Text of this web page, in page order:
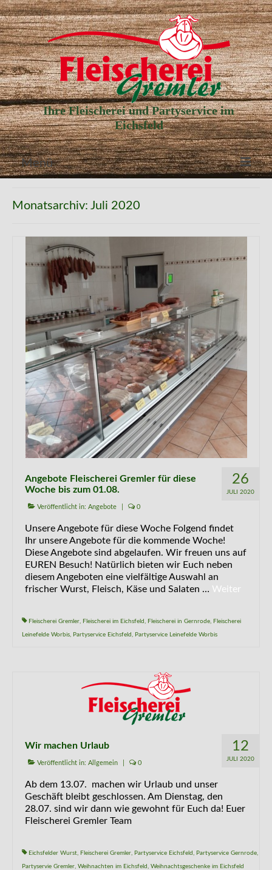
Ihre Fleischerei und Partyservice im
Eichsfeld
Menü
Unser Laden
Unsere Geschichte
Kontakt
Monatsarchiv: Juli 2020
26
JULI 2020
Angebote Fleischerei Gremler für diese
Woche bis zum 01.08.
Veröffentlicht in: Angebote 0
Unsere Angebote für diese Woche Folgend findet
Ihr unsere Angebote für die kommende Woche!
Diese Angebote sind abgelaufen. Wir freuen uns auf
EUREN Besuch! Natürlich bieten wir Euch neben
diesem Angeboten eine vielfältige Auswahl an
frischer Wurst, Fleisch, Käse und Salaten … Weiter
Fleischerei Gremler, Fleischerei im Eichsfeld , Fleischerei in Gernrode, Fleischerei
Leinefelde Worbis, Partyservice Eichsfeld , Partyservice Leinefelde Worbis
12
JULI 2020
Wir machen Urlaub
Veröffentlicht in: Allgemein 0
Ab dem 13.07. machen wir Urlaub und unser
Geschäft bleibt geschlossen. Am Dienstag, den
28.07. sind wir dann wie gewohnt für Euch da! Euer
Fleischerei Gremler Team
Eichsfelder Wurst, Fleischerei Gremler, Partyservice Eichsfeld , Partyservice Gernrode,
Partyservie Gremler, Weihnachten im Eichsfeld , Weihnachtsgeschenke im Eichsfeld